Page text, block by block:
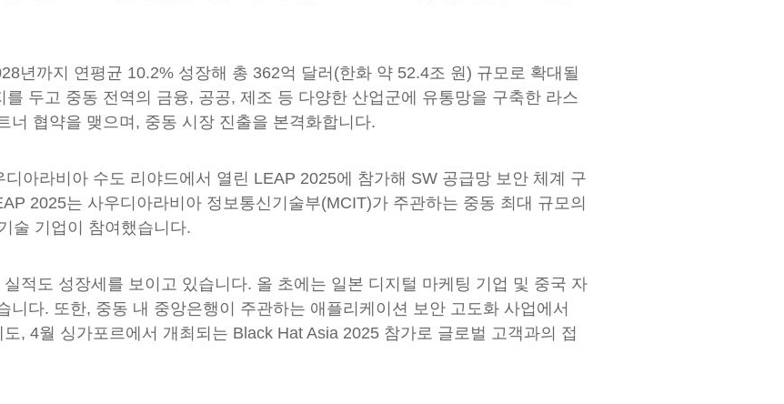
년까지 연평균 10.2% 성장해 총 362억 달러(한화 약 52.4조 원) 규모로 확대될
두고 중동 전역의 금융, 공공, 제조 등 다양한 산업군에 유통망을 구축한 라스
너 협약을 맺으며, 중동 시장 진출을 본격화합니다.
아라비아 수도 리야드에서 열린 LEAP 2025에 참가해 SW 공급망 보안 체계 구
2025는 사우디아라비아 정보통신기술부(MCIT)가 주관하는 중동 최대 규모의
술 기업이 참여했습니다.
적도 성장세를 보이고 있습니다. 올 초에는 일본 디지털 마케팅 기업 및 중국 자
다. 또한, 중동 내 중앙은행이 주관하는 애플리케이션 보안 고도화 사업에서
, 4월 싱가포르에서 개최되는 Black Hat Asia 2025 참가로 글로벌 고객과의 접